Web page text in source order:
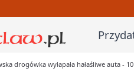
drogówka wyłapała hałaśliwe auta -